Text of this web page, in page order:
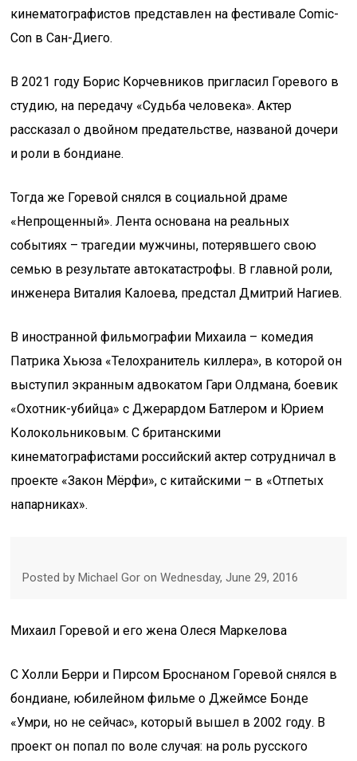
кинематографистов представлен на фестивале Comic-
Con в Сан-Диего.
В 2021 году Борис Корчевников пригласил Горевого в
студию, на передачу «Судьба человека». Актер
рассказал о двойном предательстве, названой дочери
и роли в бондиане.
Тогда же Горевой снялся в социальной драме
«Непрощенный». Лента основана на реальных
событиях – трагедии мужчины, потерявшего свою
семью в результате автокатастрофы. В главной роли,
инженера Виталия Калоева, предстал Дмитрий Нагиев.
В иностранной фильмографии Михаила – комедия
Патрика Хьюза «Телохранитель киллера», в которой он
выступил экранным адвокатом Гари Олдмана, боевик
«Охотник-убийца» с Джерардом Батлером и Юрием
Колокольниковым. С британскими
кинематографистами российский актер сотрудничал в
проекте «Закон Мёрфи», с китайскими – в «Отпетых
напарниках».
Posted by Michael Gor on Wednesday, June 29, 2016
Михаил Горевой и его жена Олеся Маркелова
С Холли Берри и Пирсом Броснаном Горевой снялся в
бондиане, юбилейном фильме о Джеймсе Бонде
«Умри, но не сейчас», который вышел в 2002 году. В
проект он попал по воле случая: на роль русского